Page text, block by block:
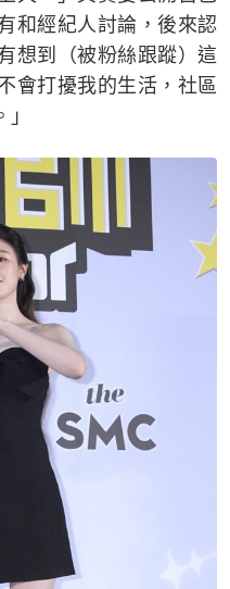
和經紀人討論，後來認
想到（被粉絲跟蹤）這
會打擾我的生活，社區